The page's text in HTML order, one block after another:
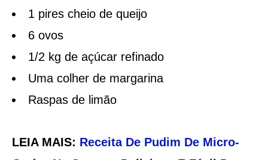
1 pires cheio de queijo
6 ovos
1/2 kg de açúcar refinado
Uma colher de margarina
Raspas de limão
LEIA MAIS: Receita De Pudim De Micro-